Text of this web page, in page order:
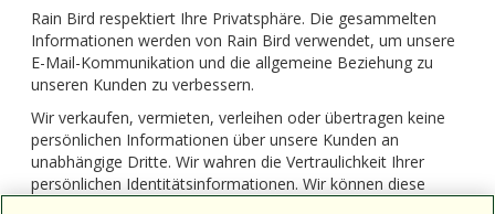
Rain Bird respektiert Ihre Privatsphäre. Die gesammelten
Informationen werden von Rain Bird verwendet, um unsere
E-Mail-Kommunikation und die allgemeine Beziehung zu
unseren Kunden zu verbessern.
Wir verkaufen, vermieten, verleihen oder übertragen keine
persönlichen Informationen über unsere Kunden an
unabhängige Dritte. Wir wahren die Vertraulichkeit Ihrer
persönlichen Identitätsinformationen. Wir können diese